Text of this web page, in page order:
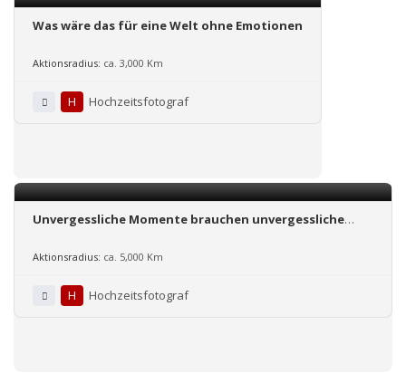
Was wäre das für eine Welt ohne Emotionen
Aktionsradius: ca. 3,000 Km
H Hochzeitsfotograf
Unvergessliche Momente brauchen unvergessliche
Aktionsradius: ca. 5,000 Km
H Hochzeitsfotograf